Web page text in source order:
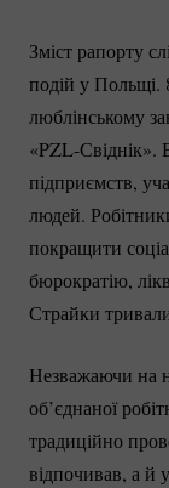
Зміст рапорту
подій у Польщі.
люблінському
«PZL-Свіднік».
підприємств,
людей.
покращити
бюрократію,
Страйки
Незважаючи на
об’єднаної
традиційно
відпочивав, а й